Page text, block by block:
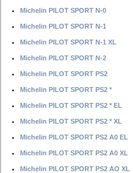
Michelin PILOT SPORT N-0
Michelin PILOT SPORT N-1
Michelin PILOT SPORT N-1 XL
Michelin PILOT SPORT N-2
Michelin PILOT SPORT PS2
Michelin PILOT SPORT PS2 *
Michelin PILOT SPORT PS2 * EL
Michelin PILOT SPORT PS2 * XL
Michelin PILOT SPORT PS2 A0 EL
Michelin PILOT SPORT PS2 A0 XL
Michelin PILOT SPORT PS2 AO XL